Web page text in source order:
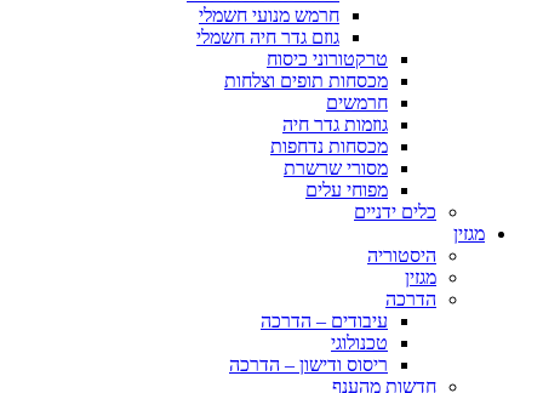
חרמש מנועי חשמלי
גוזם גדר חיה חשמלי
טרקטורוני כיסוח
מכסחות תופים וצלחות
חרמשים
גוזמות גדר חיה
מכסחות נדחפות
מסורי שרשרת
מפוחי עלים
כלים ידניים
מגזין
היסטוריה
מגזין
הדרכה
עיבודים – הדרכה
טכנולוגי
ריסוס ודישון – הדרכה
חדשות מהענף